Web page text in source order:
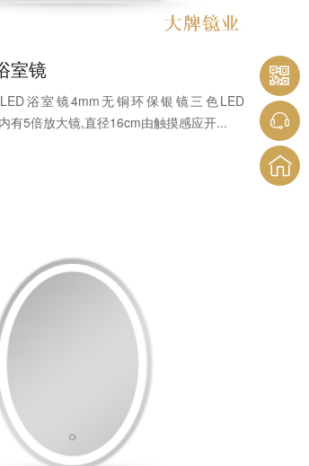
室镜
浴室镜4mm无铜环保银镜三色LED
有5倍放大镜,直径16cm由触摸感应开...